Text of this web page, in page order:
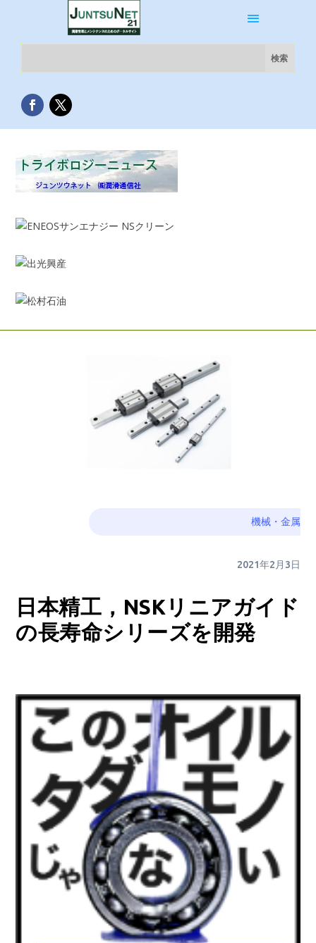
機械・金属
2021年2月3日
日本精工，NSKリニアガイド
の長寿命シリーズを開発